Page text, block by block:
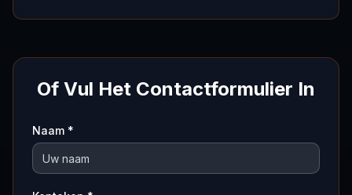
Of Vul Het Contactformulier In
Naam *